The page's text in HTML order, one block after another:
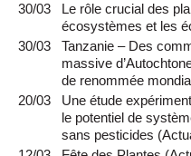
30/03
Le rôle crucial des
écosystèmes et les
30/03
Tanzanie – Des
massive
de renommée
20/03
Une étude
le potentiel de
sans pesticides (